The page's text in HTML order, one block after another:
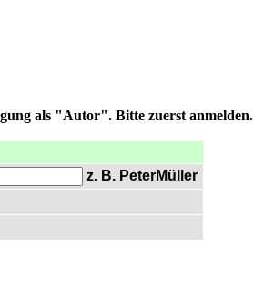
als "Autor". Bitte zuerst anmelden.
z. B. PeterMüller